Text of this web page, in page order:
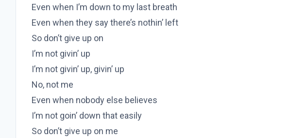
Even when I’m down to my last breath
Even when they say there’s nothin’ left
So don’t give up on
I’m not givin’ up
I’m not givin’ up, givin’ up
No, not me
Even when nobody else believes
I’m not goin’ down that easily
So don’t give up on me